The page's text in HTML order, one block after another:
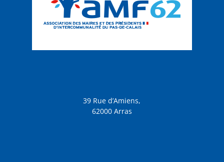
39 Rue d’Amiens,
62000 Arras